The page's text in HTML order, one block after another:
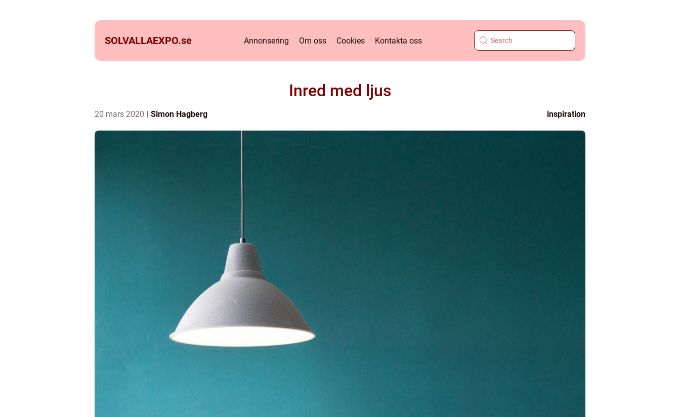
SOLVALLAEXPO.se Annonsering Om oss Cookies Kontakta oss
Inred med ljus
20 mars 2020 Simon Hagberg inspiration